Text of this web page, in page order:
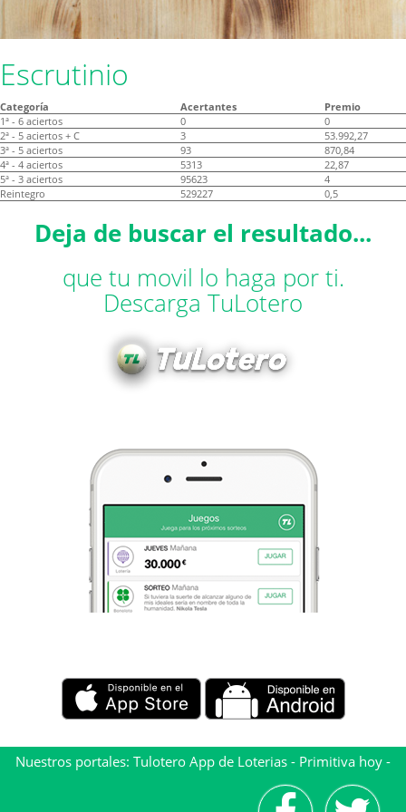
Escrutinio
Categoría Acertantes
Premio
1ª - 6 aciertos
0
0
2ª - 5 aciertos + C
3
53.992,27
3ª - 5 aciertos
93
870,84
4ª - 4 aciertos
5313
22,87
5ª - 3 aciertos
95623
4
Reintegro
529227 0,5
Deja de buscar el resultado...
que tu movil lo haga por ti.
Descarga TuLotero
Nuestros portales: Tulotero App de Loterias - Primitiva hoy -